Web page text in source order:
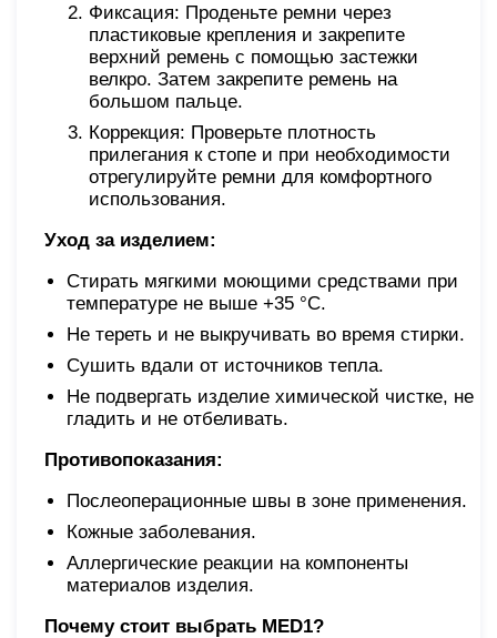
Фиксация: Проденьте ремни через
пластиковые крепления и закрепите
верхний ремень с помощью застежки
велкро. Затем закрепите ремень на
большом пальце.
Коррекция: Проверьте плотность
прилегания к стопе и при необходимости
отрегулируйте ремни для комфортного
использования.
Уход за изделием:
Стирать мягкими моющими средствами при
температуре не выше +35 °С.
Не тереть и не выкручивать во время стирки.
Сушить вдали от источников тепла.
Не подвергать изделие химической чистке, не
гладить и не отбеливать.
Противопоказания:
Послеоперационные швы в зоне применения.
Кожные заболевания.
Аллергические реакции на компоненты
материалов изделия.
Почему стоит выбрать MED1?